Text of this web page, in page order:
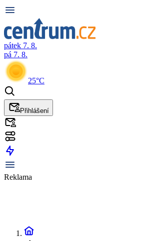
pátek 7. 8.
pá 7. 8.
25°C
Přihlášení
Reklama